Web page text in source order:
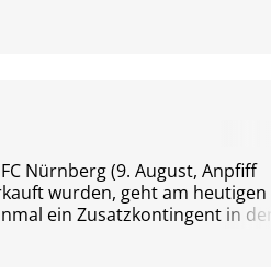
sowie der mündlichen
Nürnberg (9. August, Anpfiff
wurden, geht am heutigen
ein Zusatzkontingent in den